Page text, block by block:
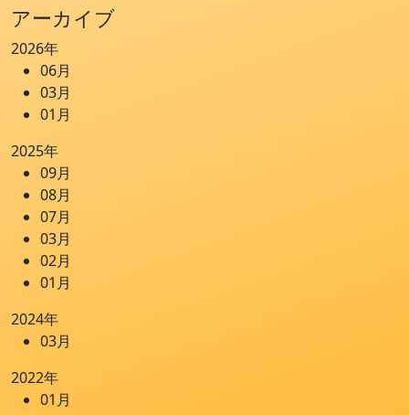
お問い合わせ
アーカイブ
2026年
06月
03月
01月
2025年
09月
08月
07月
03月
02月
01月
2024年
03月
2022年
01月